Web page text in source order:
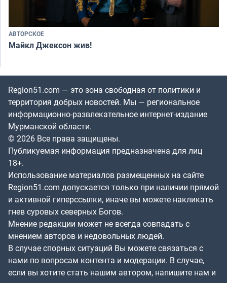
АВТОРСКОЕ
Майкл Джексон жив!
Region51.com — это зона свободная от политики и
территория добрых новостей. Мы — региональное
информационно-развлекательное интернет-издание
Мурманской области.
© 2026 Все права защищены.
Публикуемая информация предназначена для лиц
18+.
Использование материалов размещенных на сайте
Region51.com допускается только при наличии прямой
и активной гиперссылки, иначе вы можете накликать
гнев суровых северных Богов.
Мнение редакции может не всегда совпадать с
мнением авторов и недовольных людей.
В случае спорных ситуаций Вы можете связаться с
нами по вопросам контента и модерации. В случае,
если вы хотите стать нашим автором, напишите нам и